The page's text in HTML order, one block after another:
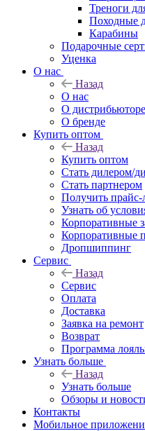
Треноги
Походные
Карабины
Подарочные
Уценка
О нас
Назад
О нас
О дистрибьюторе
О бренде
Купить оптом
Назад
Купить оптом
Стать дилером/
Стать партнером
Получить прайс-
Узнать об
Корпоративные
Корпоративные
Дропшиппинг
Сервис
Назад
Сервис
Оплата
Доставка
Заявка на ремонт
Возврат
Программа
Узнать больше
Назад
Узнать больше
Обзоры и
Контакты
Мобильное